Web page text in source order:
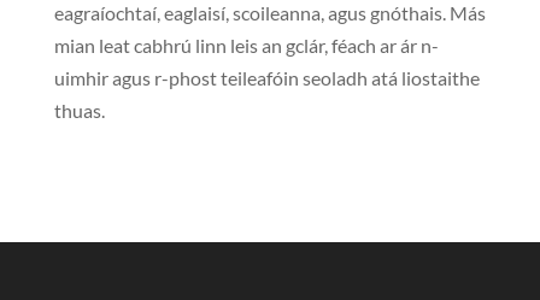
eagraíochtaí, eaglaisí, scoileanna, agus gnóthais. Más
mian leat cabhrú linn leis an gclár, féach ar ár n-
uimhir agus r-phost teileafóin seoladh atá liostaithe
thuas.